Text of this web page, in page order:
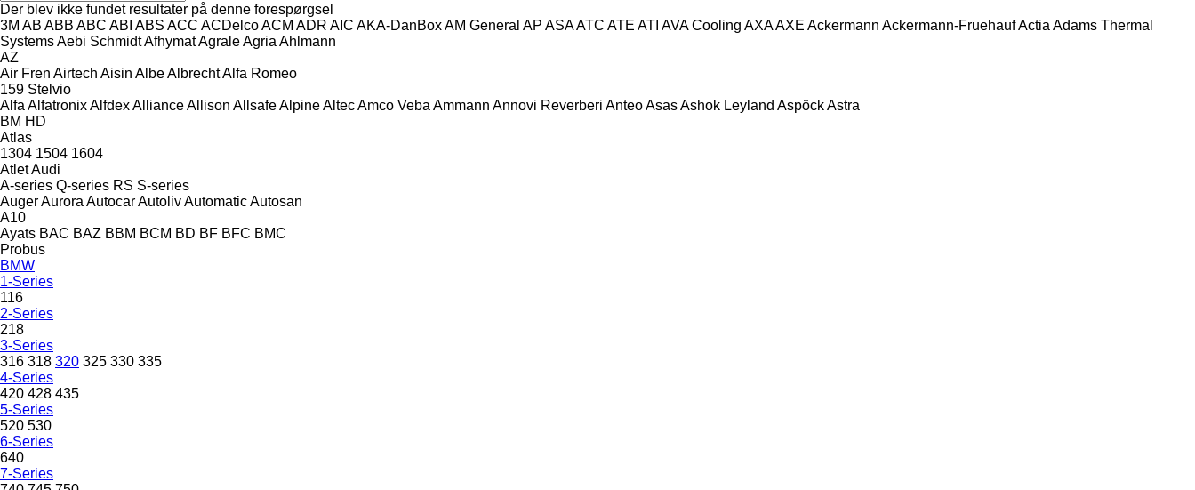
Der blev ikke fundet resultater på denne forespørgsel
3M AB ABB ABC ABI ABS ACC ACDelcoACM ADR AIC AKA-DanBoxAM General AP ASAATC ATE ATI AVA Cooling AXAAXE Ackermann Ackermann-FruehaufActia Adams Thermal
SystemsAebi SchmidtAfhymatAgraleAgria Ahlmann
AZ
Air Fren Airtech Aisin AlbeAlbrechtAlfa Romeo
159 Stelvio
Alfa AlfatronixAlfdexAllianceAllison AllsafeAlpineAltecAmco Veba Ammann Annovi Reverberi AnteoAsasAshok Leyland AspöckAstra
BM HD
Atlas
1304 1504 1604
AtletAudi
A-series Q-series RS S-series
AugerAurora AutocarAutolivAutomaticAutosan
A10
Ayats BAC BAZ BBM BCM BD BF BFC BMC
Probus
BMW
1-Series
116
2-Series
218
3-Series
316 318 320 325 330 335
4-Series
420 428 435
5-Series
520 530
6-Series
640
7-Series